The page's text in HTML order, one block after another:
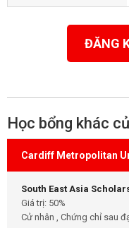
ĐĂNG
Học bổng khác
Cardiff Metropolitan
South East Asia
Giá trị: 50%
Cử nhân , Chứng chỉ sau